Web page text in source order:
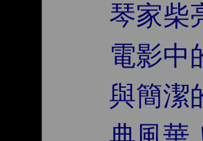
琴家柴
電影中
與簡潔